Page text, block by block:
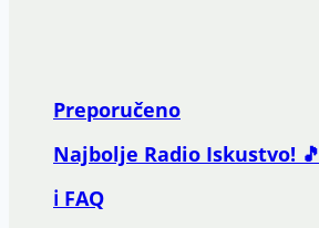
Preporučeno
Najbolje Radio Iskustvo! 🎵
ℹ️ FAQ